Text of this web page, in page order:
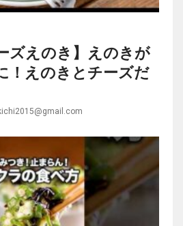
ズえのき】えのきが
！えのきとチーズだ